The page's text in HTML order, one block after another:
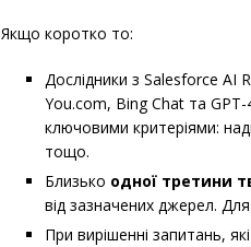
Якщо коротко то:
Дослідники з Salesforce AI
You.com, Bing Chat та
ключовими критеріями:
тощо.
Близько одної третини
від зазначених джерел.
При вирішенні запитань,